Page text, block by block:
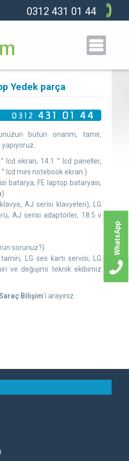
0312 431 01 44
Yedek parça
bütün onarım, tamir,
lcd ekran, 14.1 ” lcd paneller,
” lcd mini notebook ekran )
batarya, FE laptop bataryası,
AJ serisi klavyeleri), LG
AJ serisi adaptörler, 18.5 v
sorunuz?)
LG ses kartı servisi, LG
ve değişimi teknik ekibimiz
Bilişim‘i arayınız.
WhatsApp